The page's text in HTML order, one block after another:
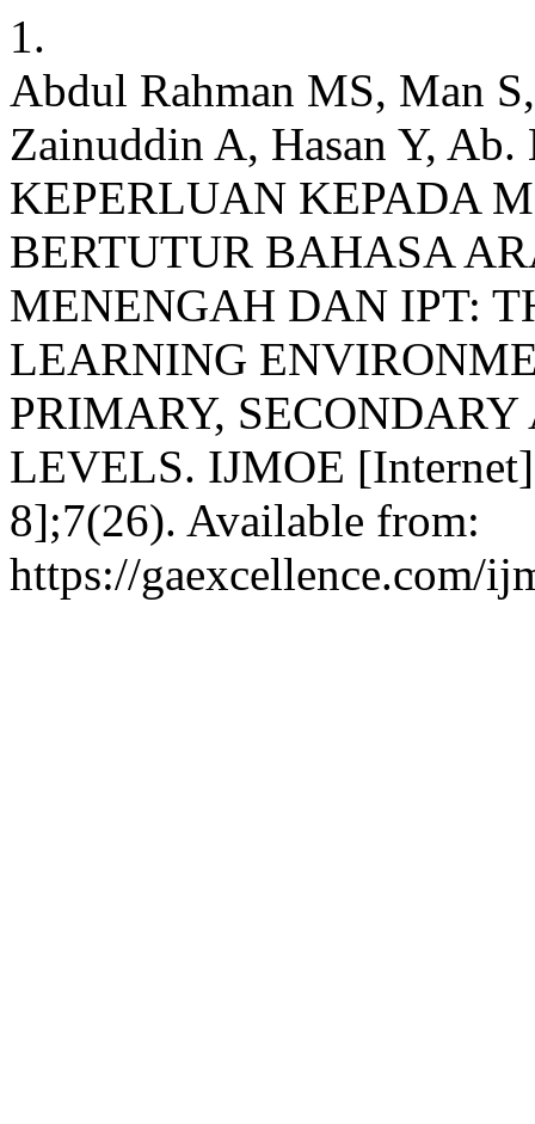
1.
Abdul Rahman MS, Man
Zainuddin A, Hasan Y,
KEPERLUAN KEPADA
BERTUTUR BAHASA
MENENGAH DAN IPT:
LEARNING
PRIMARY,
LEVELS. IJMOE
8];7(26). Available from:
https://gaexcellence.com/